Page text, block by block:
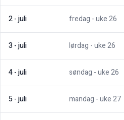
2-juli fredag - uke26
3 -juli lørdag - uke26
4-juli søndag - uke26
5-juli mandag - uke27